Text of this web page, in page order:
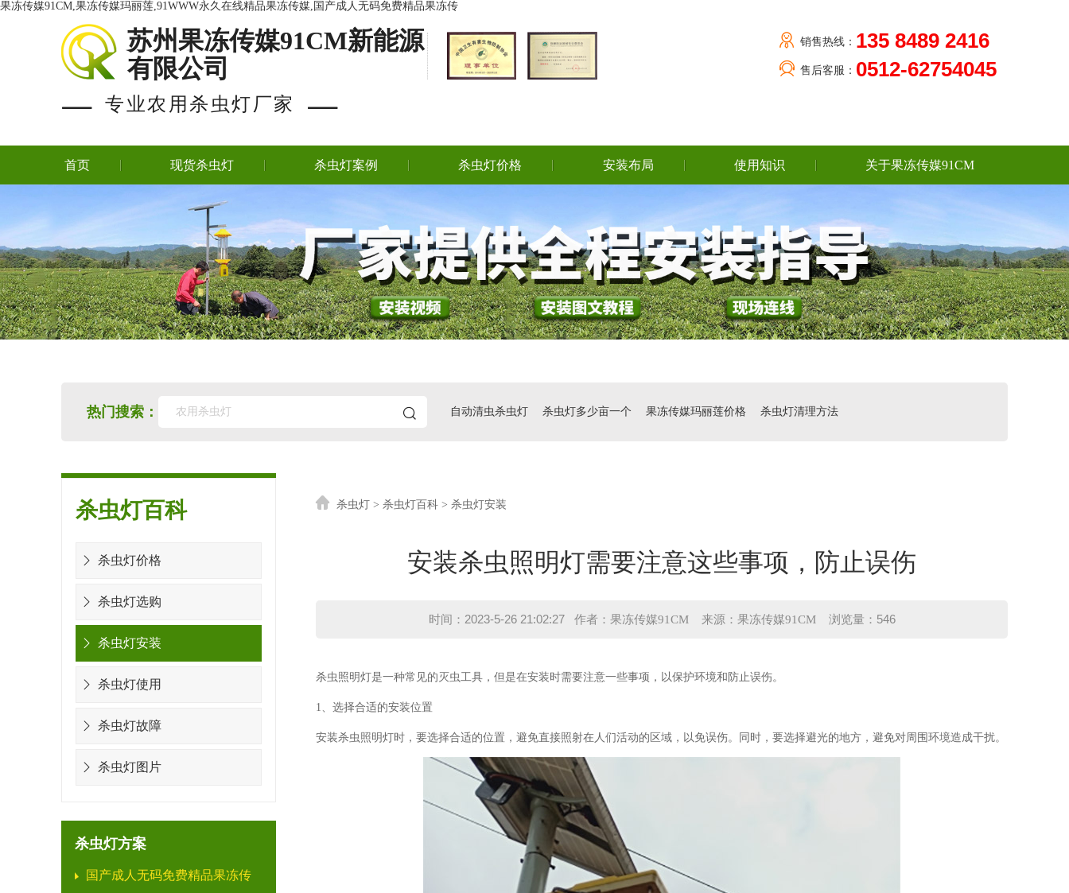
果冻传媒91CM,果冻传媒玛丽莲,91WWW永久在线精品果冻传媒,国产成人无码免费精品果冻传
苏州果冻传媒91CM新能源
有限公司
专业农用杀虫灯厂家
销售热线： 135 8489 2416
售后客服： 0512-62754045
首页 现货杀虫灯 杀虫灯案例 杀虫灯价格 安装布局 使用知识 关于果冻传媒91CM
热门搜索： 自动清虫杀虫灯 杀虫灯多少亩一个 果冻传媒玛丽莲价格 杀虫灯清理方法
杀虫灯百科
杀虫灯价格
杀虫灯选购
杀虫灯安装
杀虫灯使用
杀虫灯故障
杀虫灯图片
杀虫灯方案
国产成人无码免费精品果冻传
杀虫灯 > 杀虫灯百科 > 杀虫灯安装
安装杀虫照明灯需要注意这些事项，防止误伤
时间： 2023-5-26 21:02:27作者：果冻传媒91CM 来源：果冻传媒91CM 浏览量： 546
杀虫照明灯是一种常见的灭虫工具，但是在安装时需要注意一些事项，以保护环境和防止误伤。
1、选择合适的安装位置
安装杀虫照明灯时，要选择合适的位置，避免直接照射在人们活动的区域，以免误伤。同时，要选择避光的地方，避免对周围环境造成干扰。